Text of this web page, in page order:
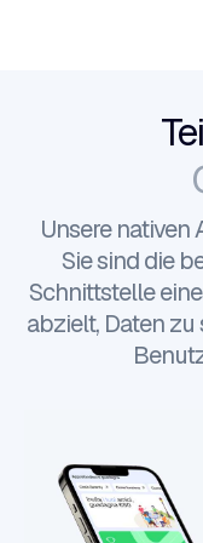
Unsere nativen
Sie sind die
Schnittstelle
abzielt, Daten